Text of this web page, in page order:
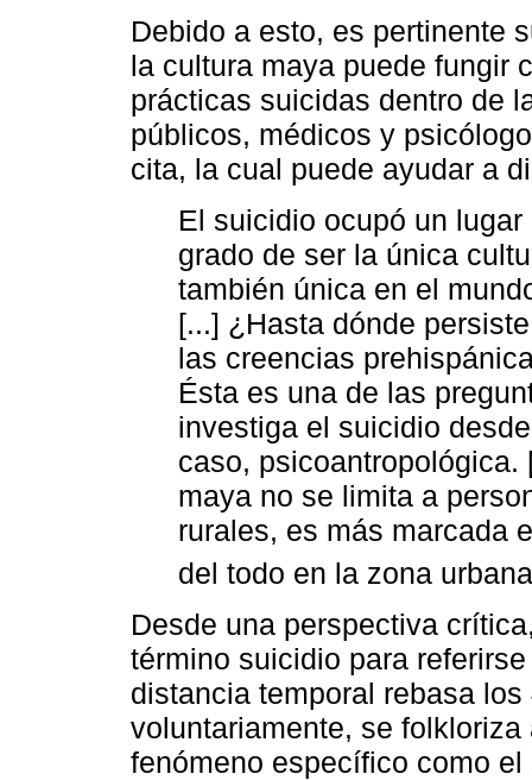
Debido a esto, es pertinente
la cultura maya puede fungir
prácticas suicidas dentro de
públicos, médicos y
cita, la cual puede ayudar a
El suicidio ocupó un
grado de ser la única
también única en el
[...] ¿Hasta dónde
las creencias
Ésta es una de las
investiga el suicidio
caso,
maya no se limita a
rurales, es más marcada
del todo en la zona
Desde una perspectiva
término suicidio para
distancia temporal rebasa
voluntariamente, se
fenómeno específico como el